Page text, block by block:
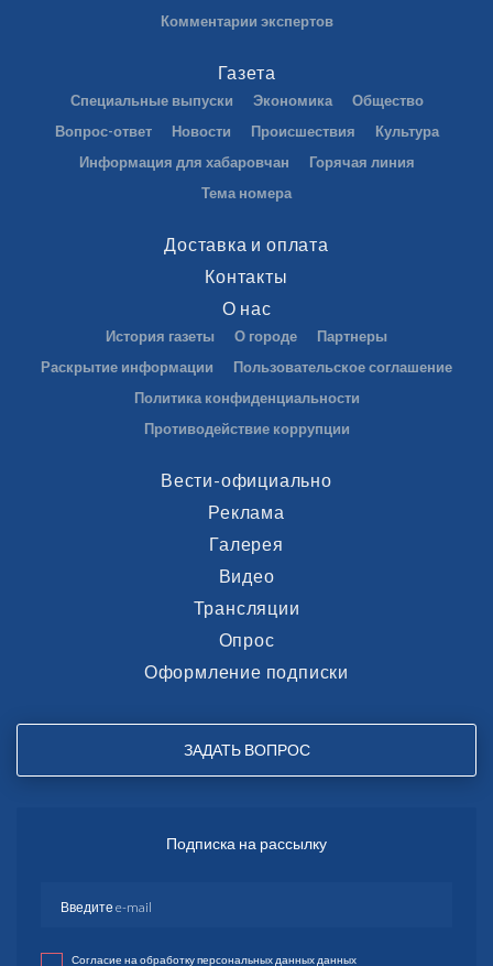
Комментарии экспертов
Газета
Специальные выпуски Экономика
Общество
Вопрос-ответ
Новости Происшествия
Культура
Информация для хабаровчан
Горячая линия
Тема номера
Доставка и оплата
Контакты
О нас
История газеты О городе
Партнеры
Раскрытие информации
Пользовательское соглашение
Политика конфиденциальности
Противодействие коррупции
Вести-официально
Реклама
Галерея
Видео
Трансляции
Опрос
Оформление подписки
ЗАДАТЬ ВОПРОС
Подписка на рассылку
Согласие на обработку персональных данных данных